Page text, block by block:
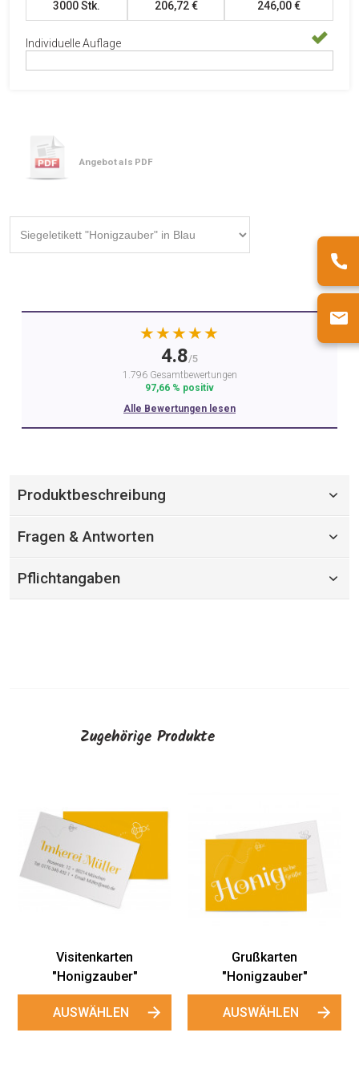
3000Stk. 206,72 € 246,00 €
Individuelle Auflage
Angebot als PDF
★★★★★
4.8/5
1.796 Gesamtbewertungen
97,66 % positiv
Alle Bewertungen lesen
Produktbeschreibung
Fragen & Antworten
Pflichtangaben
Zugehörige Produkte
Honigetiketten
"Honigzauber"
AUSWÄHLEN